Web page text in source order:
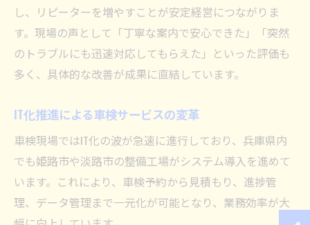
し、リピーターを増やすことが安定経営につながりま
す。現場の声として「丁寧な案内で安心できた」「突然
のトラブルにも迅速対応してもらえた」といった評価も
多く、具体的な改善が成果に直結しています。
IT化推進による車検サービスの変革
車検現場ではIT化の波が急速に進行しており、兵庫県内
でも姫路市や淡路市の整備工場がシステム導入を進めて
います。これにより、車検予約から見積もり、進捗管
理、データ管理まで一元化が可能となり、業務効率が大